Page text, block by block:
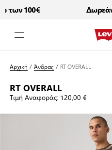
100€
Αρχική /Άνδρας / RT OVERALL
RT OVERALL
Τιμή Αναφοράς: 120,00 €